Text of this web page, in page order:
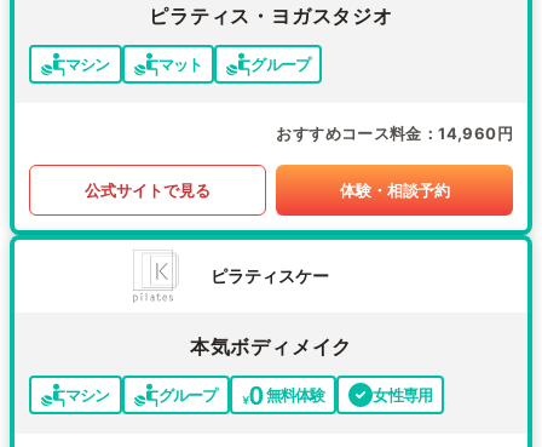
ピラティス・ヨガスタジオ
マシン マット グループ
おすすめコース料金 14,960円
公式サイトで見る 体験・相談予約
ピラティスケー
本気ボディメイク
マシン グループ 無料体験 女性専用